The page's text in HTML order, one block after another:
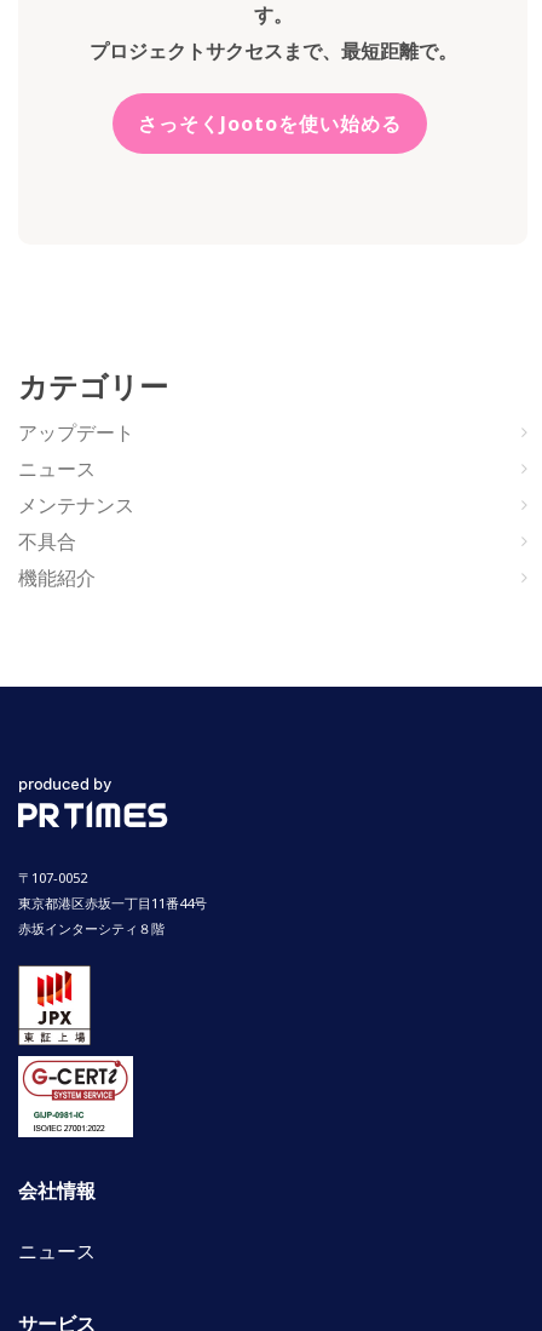
す。
プロジェクトサクセスまで、最短距離で。
さっそくJootoを使い始める
カテゴリー
アップデート
ニュース
メンテナンス
不具合
機能紹介
〒107-0052
東京都港区赤坂一丁目11番44号
赤坂インターシティ８階
会社情報
ニュース
サービス